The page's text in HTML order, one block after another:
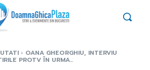
OANA GHEORGHIU, INTERVIU
PROTV ÎN URMA...